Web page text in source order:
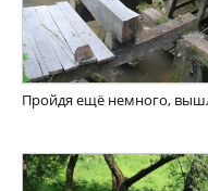
Пройдя ещё немного,